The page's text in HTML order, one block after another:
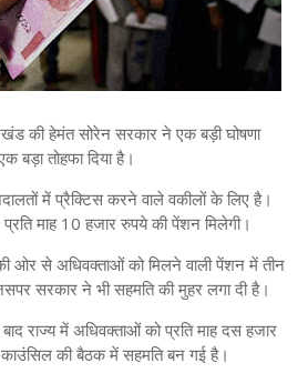
की हेमंत सोरेन सरकार ने एक बड़ी घोषणा
बड़ा तोहफा दिया है।
में प्रैक्टिस करने वाले वकीलों के लिए है।
माह 10 हजार रुपये की पेंशन मिलेगी।
ओर से अधिवक्ताओं को मिलने वाली पेंशन में तीन
सरकार ने भी सहमति की मुहर लगा दी है।
राज्‍य में अधिवक्‍ताओं को प्रति माह दस हजार
की बैठक में सहमति बन गई है।